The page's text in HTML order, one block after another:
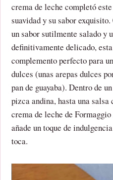
crema de leche completó
suavidad y su sabor
un sabor sutilmente salado y
definitivamente delicado,
complemento perfecto para
dulces (unas arepas dulces
pan de guayaba). Dentro de
pizca andina, hasta una salsa
crema de leche de
añade un toque de
toca.